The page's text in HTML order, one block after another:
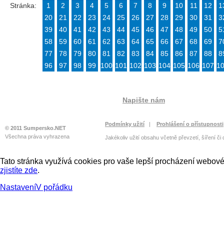
Stránka: 1 2 3 4 5 6 7 8 9 10 11 12
20
21 22 23 24 25 26 27 28 29 30 31
39
40 41 42 43 44 45 46 47 48 49 50
58
59 60 61 62 63 64 65 66 67 68 69
77
78 79 80 81 82 83 84 85 86 87 88
96
97 98 99 100 101 102 103 104 105 106 107
© 2011 Sumpersko.NET
Všechna práva vyhrazena
Napište nám
Podmínky užití | Prohlášení o přístupnosti
Jakékoliv užití obsahu včetně převzetí, šíření či
Tato stránka využívá cookies pro vaše lepší procházení
zjistíte zde.
NastaveníV pořádku